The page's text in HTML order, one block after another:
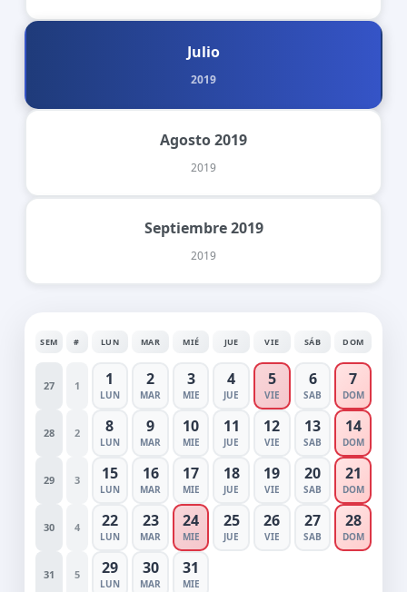
Julio
2019
Agosto 2019
2019
Septiembre 2019
2019
SEM # LUN MAR MIÉ JUE VIE SÁB DOM
27 1 1
LUN
2
MAR
3
MIE
4
JUE
5
VIE
6
SAB
7
DOM
28 2 8
LUN
9
MAR
10
MIE
11
JUE
12
VIE
13
SAB
14
DOM
29 3 15
LUN
16
MAR
17
MIE
18
JUE
19
VIE
20
SAB
21
DOM
30 4 22
LUN
23
MAR
24
MIE
25
JUE
26
VIE
27
SAB
28
DOM
31 5 29
LUN
30
MAR
31
MIE